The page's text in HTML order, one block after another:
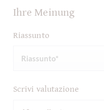
Ihre Meinung
Riassunto
Scrivi valutazione